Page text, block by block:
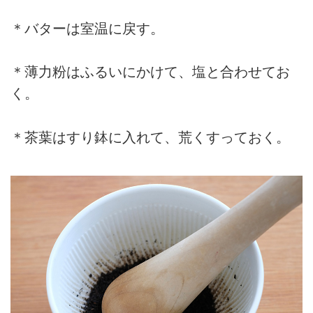
＊バターは室温に戻す。
＊薄力粉はふるいにかけて、塩と合わせてお
く。
＊茶葉はすり鉢に入れて、荒くすっておく。